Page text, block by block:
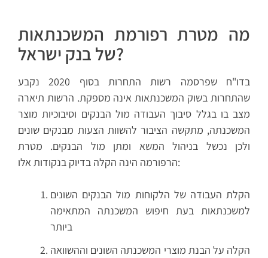
מה מטרת רפורמת המשכנתאות
של בנק ישראל?
בדו"ח שפרסמה רשות התחרות בסוף 2020 נקבע
שהתחרות בשוק המשכנתאות אינה מספקת. הרשות תיארה
מצב בו בגלל סיבוך העבודה מול הבנקים וסיבוכיות מוצר
המשכנתה, מתקשה הציבור להשוות הצעות מבנקים שונים
ולכן נכשל בניהול המשא ומתן מול הבנקים. מטרת
הרפורמה הינה הקלה בדיוק בנקודות אלו:
הקלת העבודה של הלקוחות מול הבנקים השונים
למשכנתאות בעת חיפוש המשכנתה המתאימה
ביותר
הקלה על הבנת מוצרי המשכנתה השונים וההשוואה